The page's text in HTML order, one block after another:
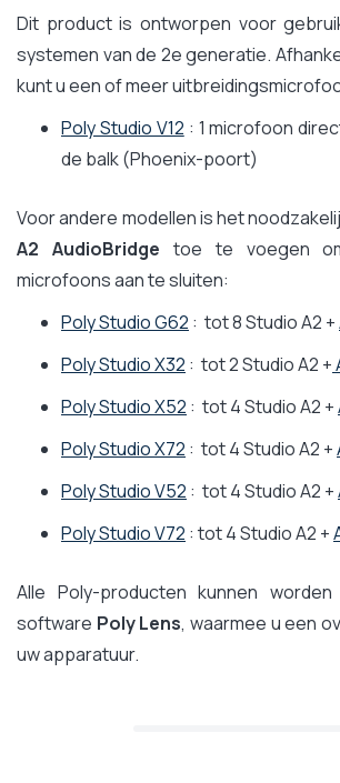
Dit product is ontworpen voor
systemen van de 2e generatie.
kunt u een of meer
Poly Studio V12 : 1 microfoon
de balk (Phoenix-poort)
Voor andere modellen is het
A2 AudioBridge toe te voegen
microfoons aan te sluiten:
Poly Studio G62 : tot 8 Studio A2 +
Poly Studio X32 : tot 2 Studio A2 +
Poly Studio X52 : tot 4 Studio A2 +
Poly Studio X72 : tot 4 Studio A2 +
Poly Studio V52 : tot 4 Studio A2 +
Poly Studio V72 : tot 4 Studio A2 +
Alle Poly-producten kunnen
software Poly Lens, waarmee u een
uw apparatuur.